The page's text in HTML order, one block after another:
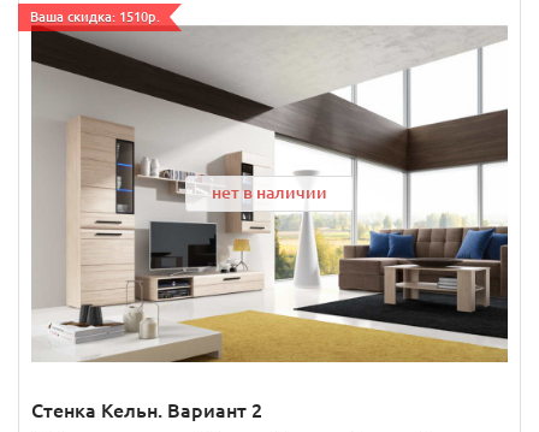
Ваша скидка: 1510р.
нет в наличии
Стенка Кельн. Вариант 2